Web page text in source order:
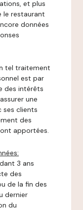
et plus
le restaurant
données
tel traitement
est par
des intérêts
une
ses clients
des
apportées.
3 ans
des
de la fin des
dernier
du